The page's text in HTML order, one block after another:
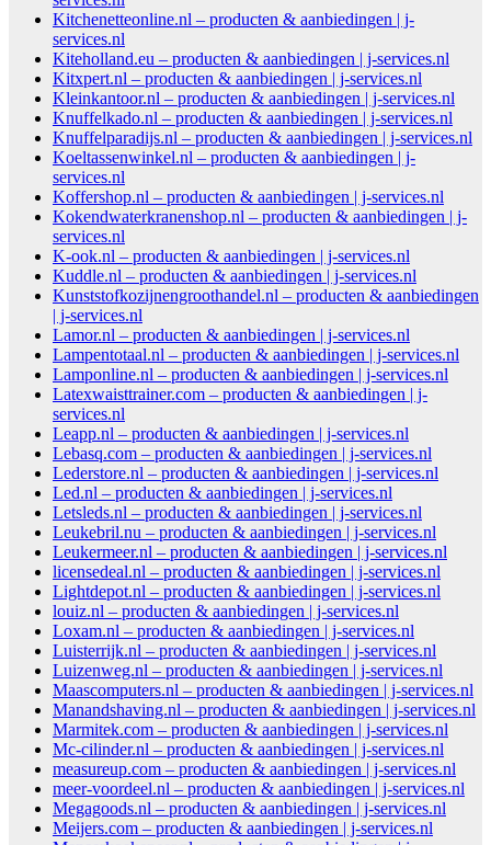
Kitchenetteonline.nl – producten & aanbiedingen | j-
services.nl
Kiteholland.eu – producten & aanbiedingen | j-services.nl
Kitxpert.nl – producten & aanbiedingen | j-services.nl
Kleinkantoor.nl – producten & aanbiedingen | j-services.nl
Knuffelkado.nl – producten & aanbiedingen | j-services.nl
Knuffelparadijs.nl – producten & aanbiedingen | j-services.nl
Koeltassenwinkel.nl – producten & aanbiedingen | j-
services.nl
Koffershop.nl – producten & aanbiedingen | j-services.nl
Kokendwaterkranenshop.nl – producten & aanbiedingen | j-
services.nl
K-ook.nl – producten & aanbiedingen | j-services.nl
Kuddle.nl – producten & aanbiedingen | j-services.nl
Kunststofkozijnengroothandel.nl – producten & aanbiedingen
| j-services.nl
Lamor.nl – producten & aanbiedingen | j-services.nl
Lampentotaal.nl – producten & aanbiedingen | j-services.nl
Lamponline.nl – producten & aanbiedingen | j-services.nl
Latexwaisttrainer.com – producten & aanbiedingen | j-
services.nl
Leapp.nl – producten & aanbiedingen | j-services.nl
Lebasq.com – producten & aanbiedingen | j-services.nl
Lederstore.nl – producten & aanbiedingen | j-services.nl
Led.nl – producten & aanbiedingen | j-services.nl
Letsleds.nl – producten & aanbiedingen | j-services.nl
Leukebril.nu – producten & aanbiedingen | j-services.nl
Leukermeer.nl – producten & aanbiedingen | j-services.nl
licensedeal.nl – producten & aanbiedingen | j-services.nl
Lightdepot.nl – producten & aanbiedingen | j-services.nl
louiz.nl – producten & aanbiedingen | j-services.nl
Loxam.nl – producten & aanbiedingen | j-services.nl
Luisterrijk.nl – producten & aanbiedingen | j-services.nl
Luizenweg.nl – producten & aanbiedingen | j-services.nl
Maascomputers.nl – producten & aanbiedingen | j-services.nl
Manandshaving.nl – producten & aanbiedingen | j-services.nl
Marmitek.com – producten & aanbiedingen | j-services.nl
Mc-cilinder.nl – producten & aanbiedingen | j-services.nl
measureup.com – producten & aanbiedingen | j-services.nl
meer-voordeel.nl – producten & aanbiedingen | j-services.nl
Megagoods.nl – producten & aanbiedingen | j-services.nl
Meijers.com – producten & aanbiedingen | j-services.nl